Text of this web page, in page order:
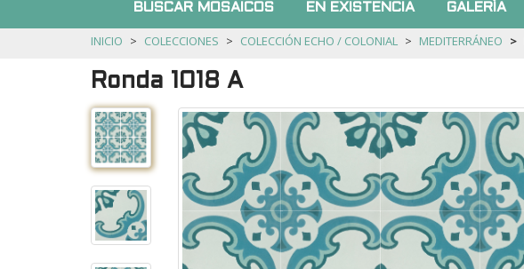
BUSCAR MOSAICOS EN EXISTENCIA GALERÍA
INICIO COLECCIONES COLECCIÓN ECHO / COLONIAL MEDITERRÁNEO
Ronda 1018 A